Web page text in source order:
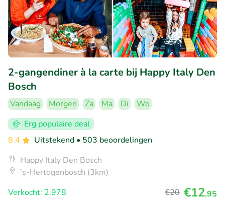
2-gangendiner à la carte bij Happy Italy Den
Bosch
Vandaag Morgen Za Ma Di
Wo
Erg populaire deal
8.4
Uitstekend • 503 beoordelingen
Happy Italy Den Bosch
's-Hertogenbosch (3km)
Verkocht: 2.978
€20 €12,95